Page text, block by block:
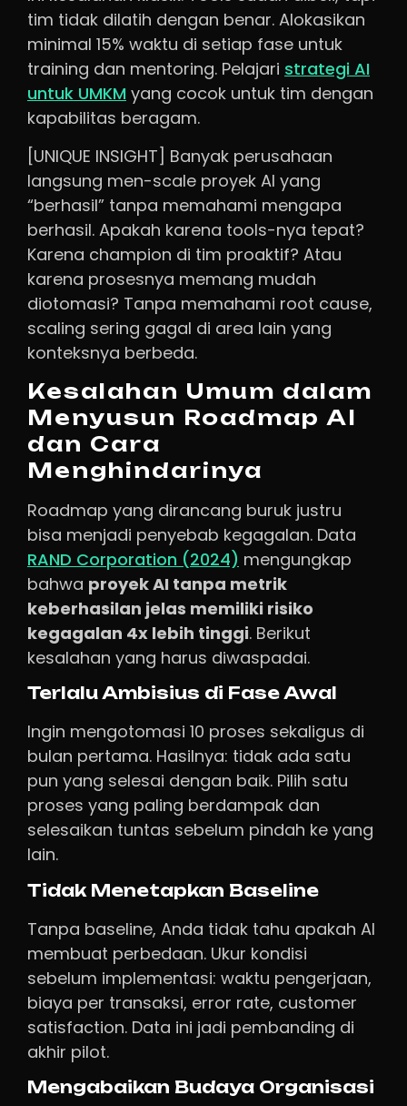
tim tidak dilatih dengan benar. Alokasikan
minimal 15% waktu di setiap fase untuk
training dan mentoring. Pelajari strategi AI
untuk UMKM yang cocok untuk tim dengan
kapabilitas beragam.
[UNIQUE INSIGHT] Banyak perusahaan
langsung men-scale proyek AI yang
“berhasil” tanpa memahami mengapa
berhasil. Apakah karena tools-nya tepat?
Karena champion di tim proaktif? Atau
karena prosesnya memang mudah
diotomasi? Tanpa memahami root cause,
scaling sering gagal di area lain yang
konteksnya berbeda.
Kesalahan Umum dalam
Menyusun Roadmap AI
dan Cara
Menghindarinya
Roadmap yang dirancang buruk justru
bisa menjadi penyebab kegagalan. Data
RAND Corporation (2024) mengungkap
bahwa proyek AI tanpa metrik
keberhasilan jelas memiliki risiko
kegagalan 4x lebih tinggi. Berikut
kesalahan yang harus diwaspadai.
Terlalu Ambisius di Fase Awal
Ingin mengotomasi 10 proses sekaligus di
bulan pertama. Hasilnya: tidak ada satu
pun yang selesai dengan baik. Pilih satu
proses yang paling berdampak dan
selesaikan tuntas sebelum pindah ke yang
lain.
Tidak Menetapkan Baseline
Tanpa baseline, Anda tidak tahu apakah AI
membuat perbedaan. Ukur kondisi
sebelum implementasi: waktu pengerjaan,
biaya per transaksi, error rate, customer
satisfaction. Data ini jadi pembanding di
akhir pilot.
Mengabaikan Budaya Organisasi